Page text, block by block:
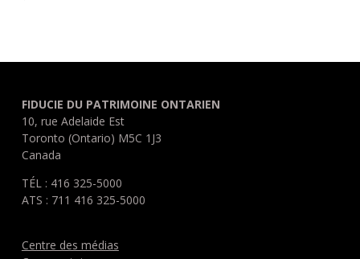
FIDUCIE DU PATRIMOINE ONTARIEN
10, rue Adelaide Est
Toronto (Ontario) M5C 1J3
Canada
TÉL : 416 325-5000
ATS : 711 416 325-5000
Centre des médias